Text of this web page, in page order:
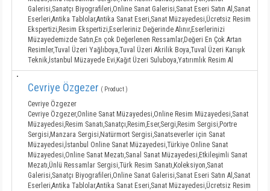
Galerisi,Sanatçı Biyografileri,Online Sanat Galerisi,Sanat Eseri Satın Al,Sanat
Eserleri,Antika Tablolar,Antika Sanat Eseri,Sanat Müzayedesi,Ücretsiz Resim
Ekspertizi,Resim Ekspertizi,Eserleriniz Değerinde Alınır,Eserlerinizi
Müzayedemizde Satın,En çok Değerlenen Ressamlar,Değeri En Çok Artan
Resimler,Tuval Üzeri Yağlıboya,Tuval Üzeri Akrilik Boya,Tuval Üzeri Karışık
Teknik,İstanbul Müzayede Evi,Kağıt Üzeri Suluboya,Yatırımlık Resim Al
Cevriye Özgezer ( Product )
Cevriye Özgezer
Cevriye Özgezer,Online Sanat Müzayedesi,Online Resim Müzayedesi,Sanat
Müzayedesi,Resim Sanatı,Sanatçı,Resim,Eser,Sergi,Resim Sergisi,Portre
Sergisi,Manzara Sergisi,Natürmort Sergisi,Sanatseverler için Sanat
Müzayedesi,İstanbul Online Sanat Müzayedesi,Türkiye Online Sanat
Müzayedesi,Online Sanat Mezatı,Sanal Sanat Müzayedesi,Etkileşimli Sanat
Mezatı,Ünlü Ressamlar Sergisi,Türk Resim Sanatı,Koleksiyon,Sanat
Galerisi,Sanatçı Biyografileri,Online Sanat Galerisi,Sanat Eseri Satın Al,Sanat
Eserleri,Antika Tablolar,Antika Sanat Eseri,Sanat Müzayedesi,Ücretsiz Resim